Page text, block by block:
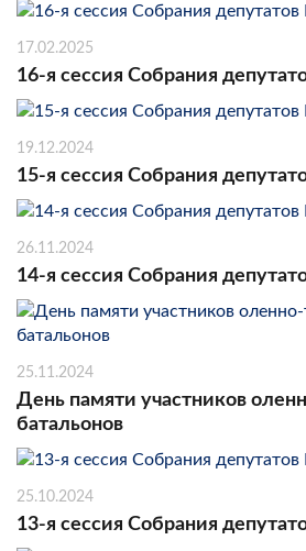
17.02.2025
16-я сессия Собрания
19.12.2024
15-я сессия Собрания
26.11.2024
14-я сессия Собрания
25.11.2024
День памяти участников
батальонов
25.10.2024
13-я сессия Собрания